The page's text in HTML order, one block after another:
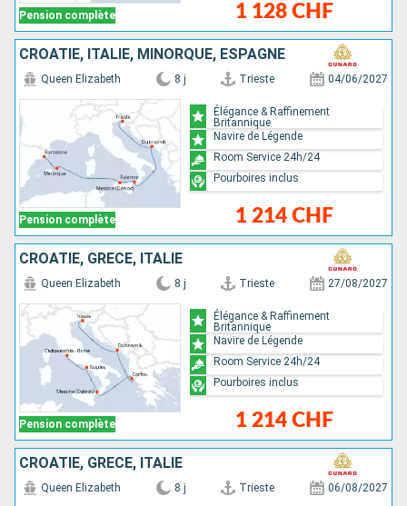
Pension complète 1 128 CHF
CROATIE, ITALIE, MINORQUE, ESPAGNE
Pension complète
Queen Elizabeth 8 j Trieste 04/06/2027
1 214 CHF
Élégance & Raffinement
Britannique
Navire de Légende
Room Service 24h/24
Pourboires inclus
CROATIE, GRÈCE, ITALIE
Pension complète
Queen Elizabeth 8 j Trieste 27/08/2027
1 214 CHF
Élégance & Raffinement
Britannique
Navire de Légende
Room Service 24h/24
Pourboires inclus
CROATIE, GRÈCE, ITALIE
Queen Elizabeth 8 j Trieste 06/08/2027